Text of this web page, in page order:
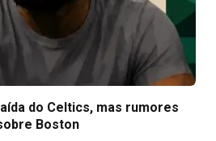
do Celtics, mas rumores
Boston